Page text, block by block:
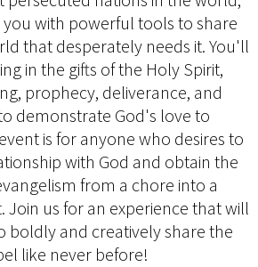
you with powerful tools to share
that desperately needs it. You'll
in the gifts of the Holy Spirit,
prophecy, deliverance, and
demonstrate God's love to
is for anyone who desires to
with God and obtain the
from a chore into a
Join us for an experience that will
boldly and creatively share the
like never before!